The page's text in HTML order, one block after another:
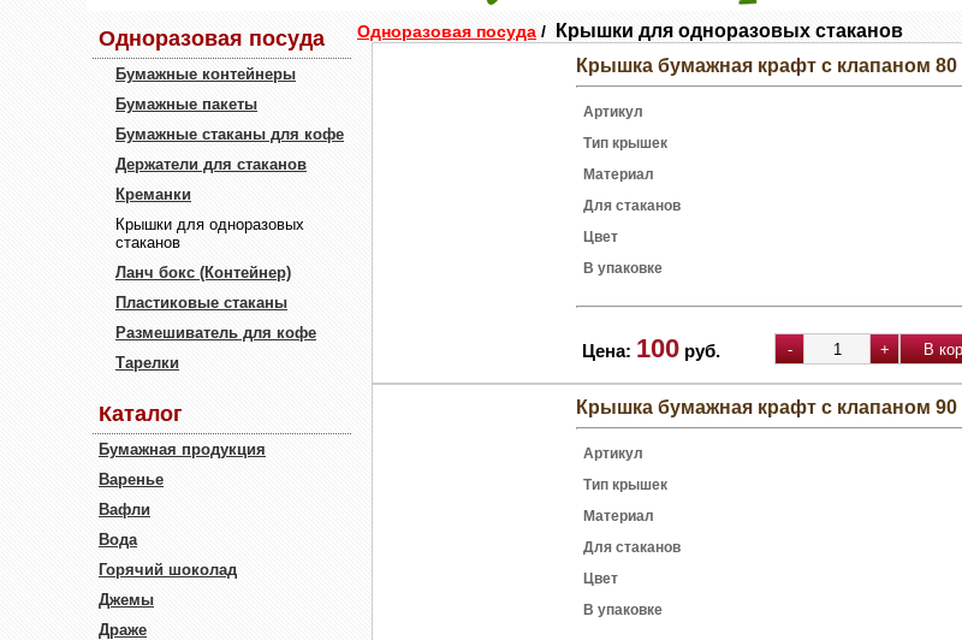
Одноразовая посуда
Бумажные контейнеры
Бумажные пакеты
Бумажные стаканы для кофе
Держатели для стаканов
Креманки
Крышки для одноразовых
стаканов
Ланч бокс (Контейнер)
Пластиковые стаканы
Размешиватель для кофе
Тарелки
Каталог
Бумажная продукция
Варенье
Вафли
Вода
Горячий шоколад
Джемы
Драже
Одноразовая посуда /
Крышки для одноразовых стаканов
Крышка бумажная крафт с клапаном
Артикул
Тип крышек
Материал
Для стаканов
Цвет
В упаковке
Цена: 100 руб.
Крышка бумажная крафт с клапаном
Артикул
Тип крышек
Материал
Для стаканов
Цвет
В упаковке